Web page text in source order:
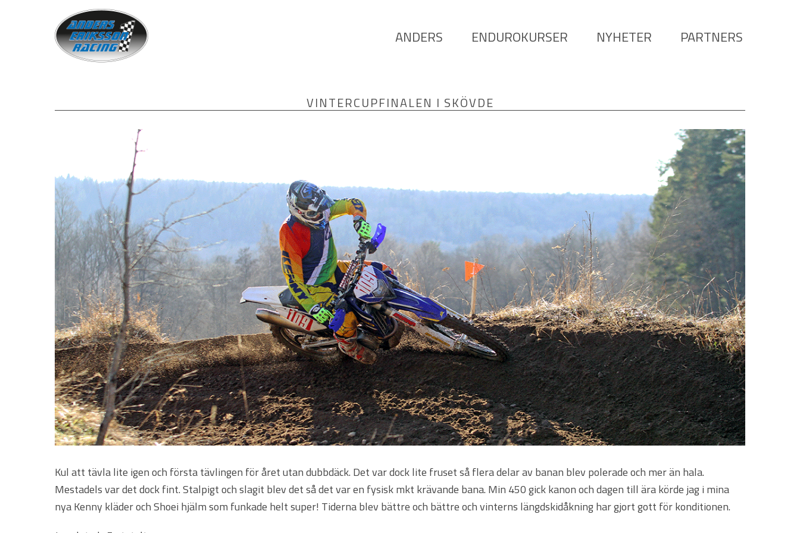
ANDERS ENDUROKURSER NYHETER PARTNERS
VINTERCUPFINALEN I SKÖVDE
Kul att tävla lite igen och första tävlingen för året utan dubbdäck. Det var dock lite fruset så flera delar av banan blev polerade och mer än hala.
Mestadels var det dock fint. Stalpigt och slagit blev det så det var en fysisk mkt krävande bana. Min 450 gick kanon och dagen till ära körde jag i mina
nya Kenny kläder och Shoei hjälm som funkade helt super! Tiderna blev bättre och bättre och vinterns längdskidåkning har gjort gott för konditionen.